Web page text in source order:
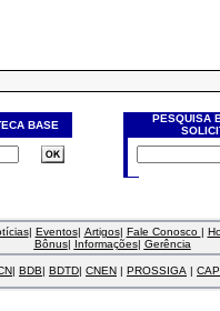
BASE
PESQUISA
| Eventos| Artigos| Fale Conosco |
Bônus| Informações| Gerência
| BDB| BDTD| CNEN | PROSSIGA |